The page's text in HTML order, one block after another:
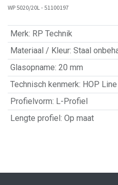
WP 5020/20L - 51100197
Merk: RP Technik
Materiaal / Kleur: Staal
Glasopname: 20 mm
Technisch kenmerk: HOP
Profielvorm: L-Profiel
Lengte profiel: Op maat